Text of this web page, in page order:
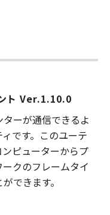
ト Ver.1.10.0
ーが通信できるよ
です。このユーテ
ピューターからプ
クのフレームタイ
できます。